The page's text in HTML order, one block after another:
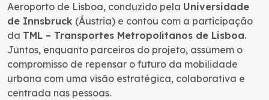
Aeroporto de Lisboa, conduzido pela Universidade
de Innsbruck (Áustria) e contou com a participação
da TML – Transportes Metropolitanos de Lisboa.
Juntos, enquanto parceiros do projeto, assumem o
compromisso de repensar o futuro da mobilidade
urbana com uma visão estratégica, colaborativa e
centrada nas pessoas.